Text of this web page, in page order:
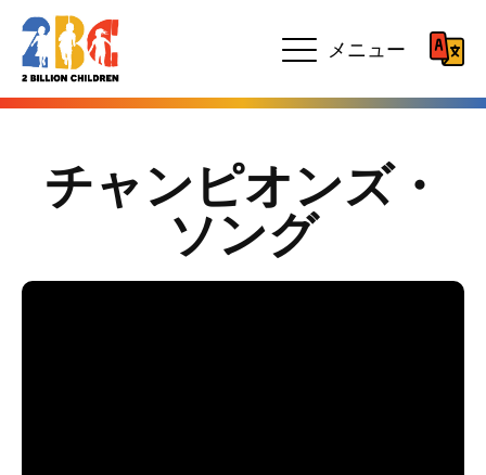
メニュー
チャンピオンズ・
ソング